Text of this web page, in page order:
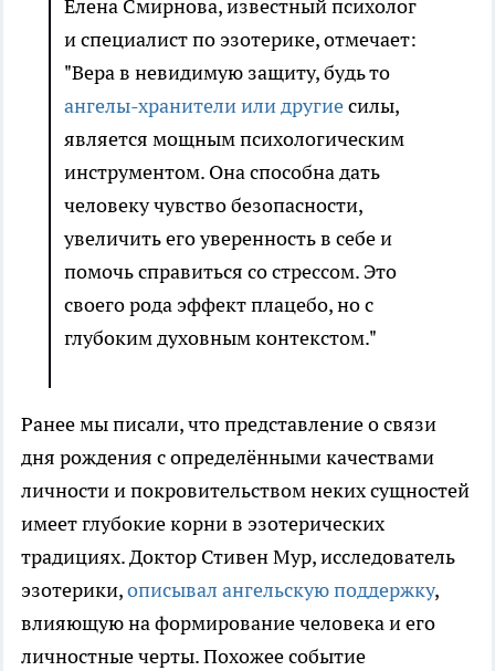
Елена Смирнова, известный психолог
и специалист по эзотерике, отмечает:
"Вера в невидимую защиту, будь то
ангелы-хранители или другиесилы,
является мощным психологическим
инструментом. Она способна дать
человеку чувство безопасности,
увеличить его уверенность в себе и
помочь справиться со стрессом. Это
своего рода эффект плацебо, но с
глубоким духовным контекстом."
Ранее мы писали, что представление о связи
дня рождения с определёнными качествами
личности и покровительством неких сущностей
имеет глубокие корни в эзотерических
традициях. Доктор Стивен Мур, исследователь
эзотерики,описывал ангельскую поддержку,
влияющую на формирование человека и его
личностные черты. Похожее событие